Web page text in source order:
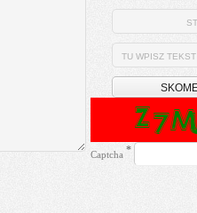
TU WPISZ
Captcha *